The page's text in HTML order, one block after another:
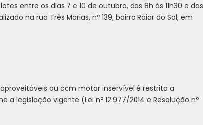
entre os dias 7 e 10 de outubro, das 8h às 11h30 e das
na rua Três Marias, nº 139, bairro Raiar do Sol, em
ou com motor inservível é restrita a
legislação vigente (Lei nº 12.977/2014 e Resolução nº